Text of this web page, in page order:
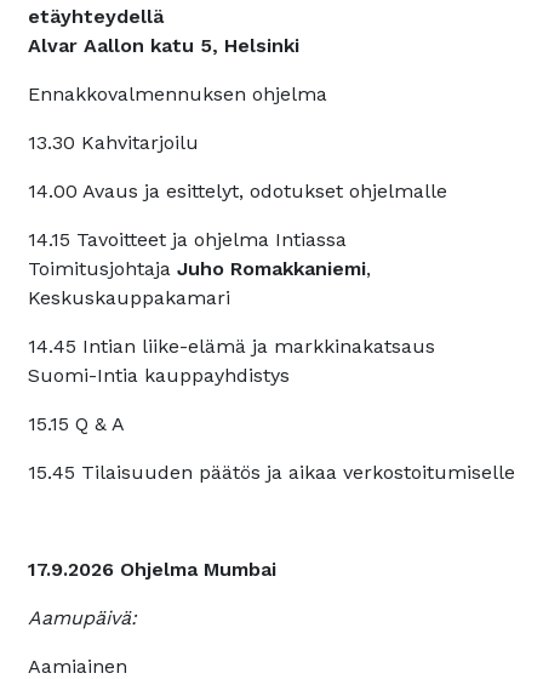
etäyhteydellä
Alvar Aallon katu 5, Helsinki
Ennakkovalmennuksen ohjelma
13.30 Kahvitarjoilu
14.00 Avaus ja esittelyt, odotukset ohjelmalle
14.15 Tavoitteet ja ohjelma Intiassa
Toimitusjohtaja Juho Romakkaniemi,
Keskuskauppakamari
14.45 Intian liike-elämä ja markkinakatsaus
Suomi-Intia kauppayhdistys
15.15 Q & A
15.45 Tilaisuuden päätös ja aikaa verkostoitumiselle
17.9.2026 Ohjelma Mumbai
Aamupäivä:
Aamiainen